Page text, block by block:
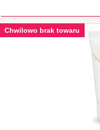
Chwilowo brak towaru